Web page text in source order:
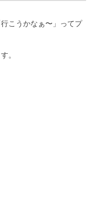
こうかなぁ〜」ってプ
。